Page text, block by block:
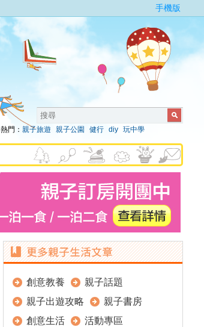
手機版
熱門： 親子旅遊 親子公園 健行 diy 玩中學
創意教養
親子話題
親子出遊攻略
親子書房
創意生活
活動專區